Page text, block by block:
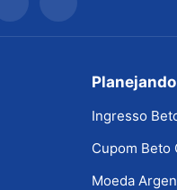
Ingresso
Cupom Beto
Moeda